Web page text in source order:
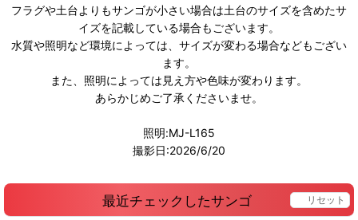
フラグや土台よりもサンゴが小さい場合は土台のサイズを含めたサ
イズを記載している場合もございます。
水質や照明など環境によっては、サイズが変わる場合などもござい
ます。
また、照明によっては見え方や色味が変わります。
あらかじめご了承くださいませ。
照明:MJ-L165
撮影日:2026/6/20
最近チェックしたサンゴ リセット